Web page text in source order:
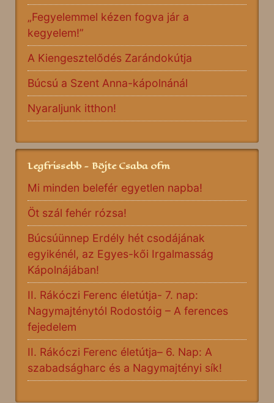
„Fegyelemmel kézen fogva jár a
kegyelem!”
A Kiengesztelődés Zarándokútja
Búcsú a Szent Anna-kápolnánál
Nyaraljunk itthon!
Legfrissebb - Böjte Csaba ofm
Mi minden belefér egyetlen napba!
Öt szál fehér rózsa!
Búcsúünnep Erdély hét csodájának
egyikénél, az Egyes-kői Irgalmasság
Kápolnájában!
II. Rákóczi Ferenc életútja- 7. nap:
Nagymajténytól Rodostóig – A ferences
fejedelem
II. Rákóczi Ferenc életútja– 6. Nap: A
szabadságharc és a Nagymajtényi sík!